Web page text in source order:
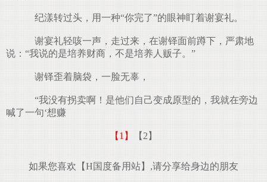
纪漾转过头，用一种“你完了”的眼神盯着谢宴礼。
谢宴礼轻咳一声，走过来，在谢铎面前蹲下，严肃地
说：“我说的是培养财商，不是培养人贩子。”
谢铎歪着脑袋，一脸无辜，
“我没有拐卖啊！是他们自己变成原型的，我就在旁边
喊了一句‘想赚
【1】 【2】
如果您喜欢【H国度备用站】,请分享给身边的朋友